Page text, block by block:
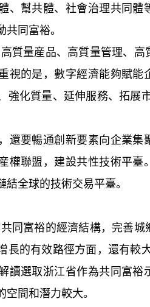
、幫共體、社會治理共同體
共同富裕。
質量産品、高質量管理、
視的是，數字經濟能夠賦能
強化質量、延伸服務、拓展
還要暢通創新要素向企業集
權聯盟，建設共性技術平臺
全球的技術交易平臺。
同富裕的經濟結構，完善
長的有效路徑方面，還有較
讀選取浙江省作為共同富裕
間和潛力較大。